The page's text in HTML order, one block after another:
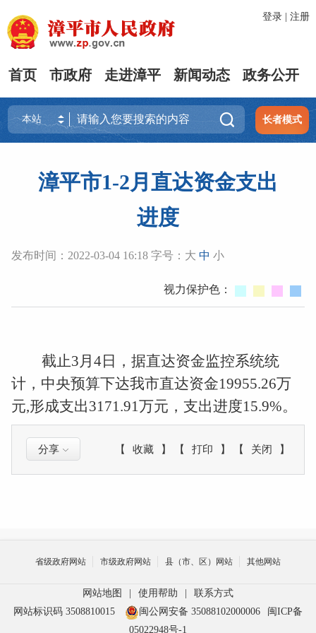
登录| 注册
首页 市政府 走进漳平 新闻动态 政务公开
长者模式

漳平市1-2月直达资金支出
进度
发布时间：2022-03-04 16:18 字号： 大 中 小
视力保护色：
截止3 月 4日，据直达资金监控系统统
计，中央预算下达我市直达资金19955.26万
元,形成支出3171.91万元，支出进度15.9%。
分享 【 收藏 】 【 打印 】 【 关闭 】
省级政府网站 市级政府网站 县（市、区）网站 其他网站
网站地图 | 使用帮助 |
联系方式
网站标识码 3508810015
闽公网安备 35088102000006
闽ICP备
05022948号-1